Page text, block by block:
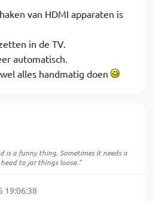
van HDMI apparaten is
in de TV.
automatisch.
alles handmatig doen
is a funny thing. Sometimes it needs a
to jar things loose."
19:06:38